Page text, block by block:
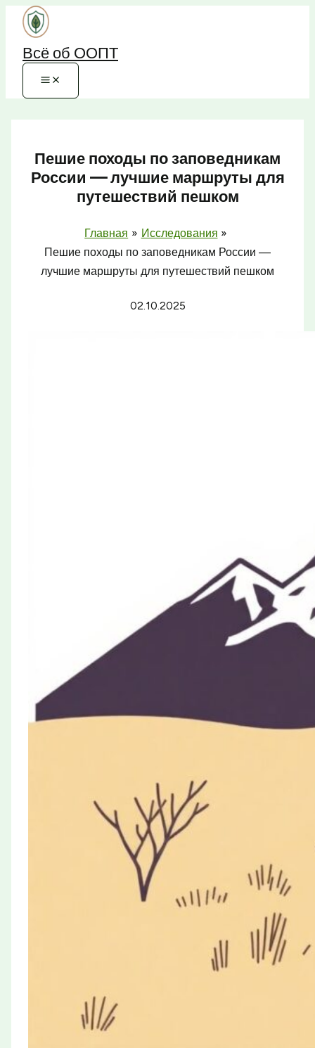
Перейти
содержимому
Всё об ООПТ
Пешие походы по заповедникам
России — лучшие маршруты для
путешествий пешком
Главная
Исследования
Пешие походы по заповедникам России —
лучшие маршруты для путешествий пешком
02.10.2025